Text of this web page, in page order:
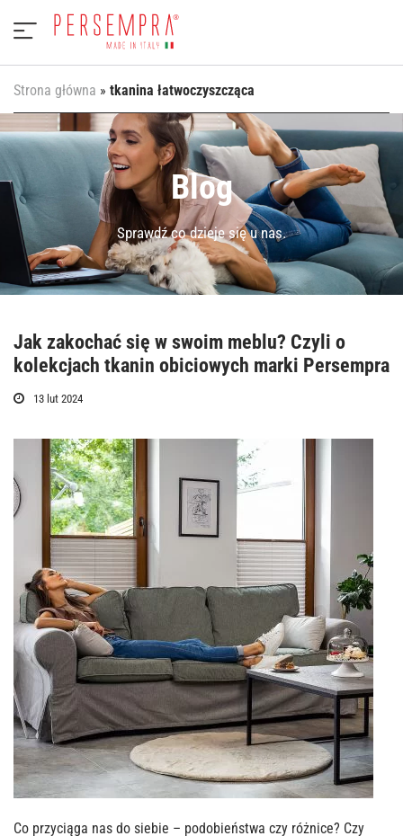
Strona główna » tkanina łatwoczyszcząca
Blog
Sprawdź co dzieje się u nas.
Jak zakochać się w swoim meblu? Czyli o
kolekcjach tkanin obiciowych marki Persempra
13 lut 2024
Co przyciąga nas do siebie – podobieństwa czy różnice? Czy